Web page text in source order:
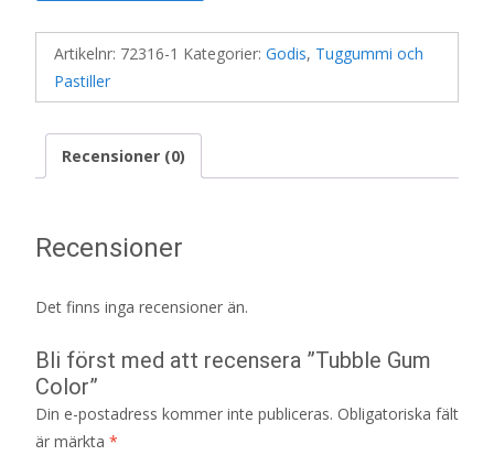
Artikelnr: 72316-1 Kategorier: Godis, Tuggummi och
Pastiller
Recensioner (0)
Recensioner
Det finns inga recensioner än.
Bli först med att recensera ”Tubble Gum
Color”
Din e-postadress kommer inte publiceras. Obligatoriska fält
är märkta *